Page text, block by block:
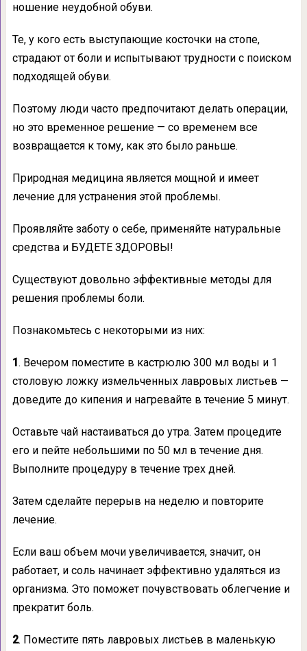
ношение неудобной обуви.
Те, у кого есть выступающие косточки на стопе,
страдают от боли и испытывают трудности с поиском
подходящей обуви.
Поэтому люди часто предпочитают делать операции,
но это временное решение — со временем все
возвращается к тому, как это было раньше.
Природная медицина является мощной и имеет
лечение для устранения этой проблемы.
Проявляйте заботу о себе, применяйте натуральные
средства и БУДЕТЕ ЗДОРОВЫ!
Существуют довольно эффективные методы для
решения проблемы боли.
Познакомьтесь с некоторыми из них:
1. Вечером поместите в кастрюлю 300 мл воды и 1
столовую ложку измельченных лавровых листьев —
доведите до кипения и нагревайте в течение 5 минут.
Оставьте чай настаиваться до утра. Затем процедите
его и пейте небольшими по 50 мл в течение дня.
Выполните процедуру в течение трех дней.
Затем сделайте перерыв на неделю и повторите
лечение.
Если ваш объем мочи увеличивается, значит, он
работает, и соль начинает эффективно удаляться из
организма. Это поможет почувствовать облегчение и
прекратит боль.
2. Поместите пять лавровых листьев в маленькую